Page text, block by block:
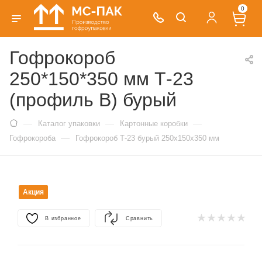
0
Гофрокороб
250*150*350 мм Т-23
(профиль B) бурый
— Каталог упаковки — Картонные коробки —
Гофрокороба — Гофрокороб Т-23 бурый 250х150х350 мм
Акция
В избранное Сравнить